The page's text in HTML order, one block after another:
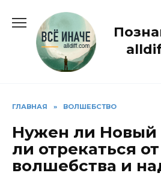
содержанию
ГЛАВНАЯ » ВОЛШЕБСТВО
Нужен ли Новый
ли отрекаться от
волшебства и